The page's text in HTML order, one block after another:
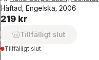
Häftad, Engelska, 2006
219 kr
Tillfälligt slut
Tillfälligt slut